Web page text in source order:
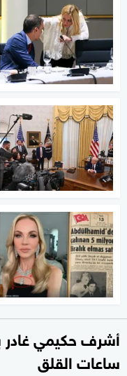
أشرف حكيمي غادر
ساعات القلق